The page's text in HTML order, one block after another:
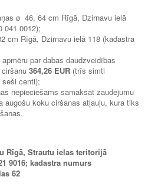
ø 46, 64 cm Rīgā, Dzirnavu ielā
041 0012);
cm Rīgā, Dzirnavu ielā 118 (kadastra
par dabas daudzveidības
364,26 EUR (trīs simti
centi);
nepieciešams samaksāt zaudējumu
augošu koku ciršanas atļauju, kura tiks
Rīgā, Strautu ielas teritorijā
9016; kadastra numurs
62